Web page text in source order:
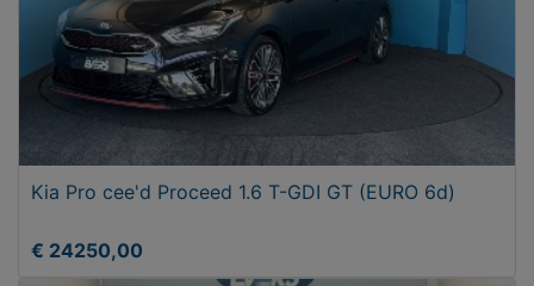
Kia Pro cee'd Proceed 1.6 T-GDI GT (EURO 6d)
€ 24250,00